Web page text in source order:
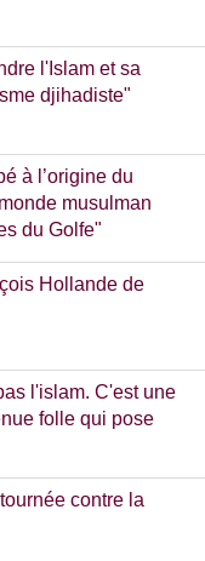
l'Islam et sa
djihadiste"
à l’origine du
musulman
du Golfe"
Hollande de
l'islam. C'est une
folle qui pose
contre la